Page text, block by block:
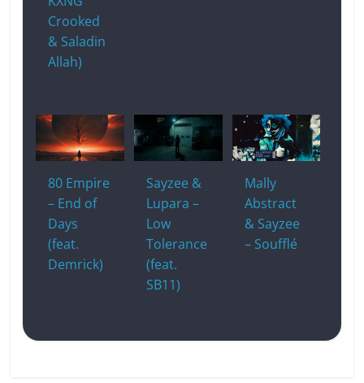
Crooked
& Saladin
Allah)
80 Empire
– End of
Days
(feat.
Demrick)
Sayzee &
Lupara –
Low
Tolerance
(feat.
SB11)
Mally
Abstract
& Sayzee
– Soufflé